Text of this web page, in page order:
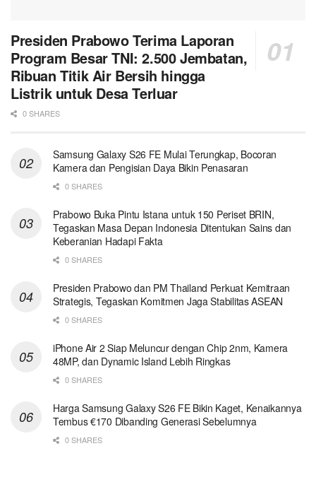
Presiden Prabowo Terima Laporan
Program Besar TNI: 2.500 Jembatan,
Ribuan Titik Air Bersih hingga
Listrik untuk Desa Terluar
0 SHARES
Samsung Galaxy S26 FE Mulai Terungkap, Bocoran
Kamera dan Pengisian Daya Bikin Penasaran
0 SHARES
Prabowo Buka Pintu Istana untuk 150 Periset BRIN,
Tegaskan Masa Depan Indonesia Ditentukan Sains dan
Keberanian Hadapi Fakta
0 SHARES
Presiden Prabowo dan PM Thailand Perkuat Kemitraan
Strategis, Tegaskan Komitmen Jaga Stabilitas ASEAN
0 SHARES
iPhone Air 2 Siap Meluncur dengan Chip 2nm, Kamera
48MP, dan Dynamic Island Lebih Ringkas
0 SHARES
Harga Samsung Galaxy S26 FE Bikin Kaget, Kenaikannya
Tembus €170 Dibanding Generasi Sebelumnya
0 SHARES